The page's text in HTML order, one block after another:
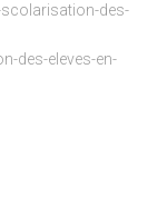
des-
des-eleves-en-